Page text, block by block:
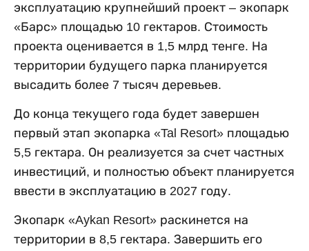
эксплуатацию крупнейший проект – экопарк
«Барс» площадью 10 гектаров. Стоимость
проекта оценивается в 1,5 млрд тенге. На
территории будущего парка планируется
высадить более 7 тысяч деревьев.
До конца текущего года будет завершен
первый этап экопарка «Tal Resort» площадью
5,5 гектара. Он реализуется за счет частных
инвестиций, и полностью объект планируется
ввести в эксплуатацию в 2027 году.
Экопарк «Aykan Resort» раскинется на
территории в 8,5 гектара. Завершить его